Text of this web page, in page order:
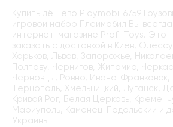
Купить дёшево Playmobil 6759
игровой набор Плеймобил Вы
интернет-магазине Profi-Toys.
заказать с доставкой в Киев,
Харьков, Львов, Запорожье,
Полтаву, Чернигов, Житомир,
Черновцы, Ровно, Ивано-Франковск,
Тернополь, Хмельницкий, Луганск,
Кривой Рог, Белая Церковь,
Мариуполь, Каменец-Подольский и
Украины